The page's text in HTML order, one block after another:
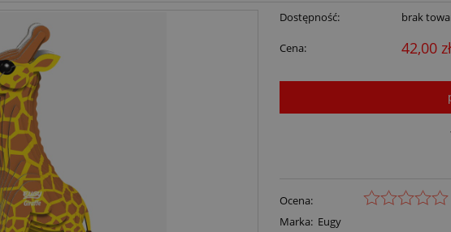
Dostępność: brak
Cena: 42,00 zł
Ocena:
Marka: Eugy